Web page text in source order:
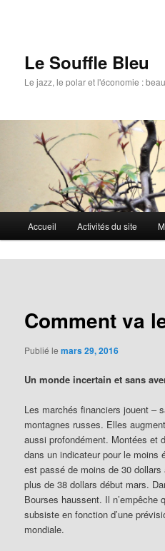
Le Souffle Bleu
Le jazz, le polar et l'économie :
principal
Aller
au
principal
Accueil Activités du site
Comment va
Publié lemars 29, 2016
Un monde incertain et sans
Les marchés financiers jouent –
montagnes russes. Elles
aussi profondément. Montées et
dans un indicateur pour le moins
est passé de moins de 30 dollars
plus de 38 dollars début mars.
Bourses haussent. Il n’empêche
subsiste en fonction d’une
mondiale.